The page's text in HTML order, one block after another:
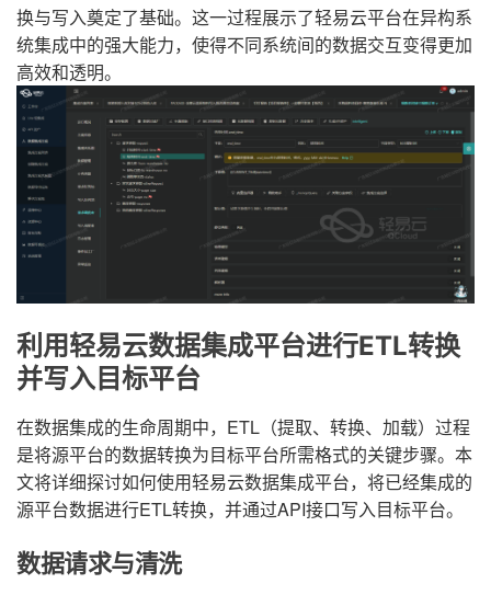
换与写入奠定了基础。这一过程展示了轻易云平台在异构系
统集成中的强大能力，使得不同系统间的数据交互变得更加
高效和透明。
利用轻易云数据集成平台进行ETL转换
并写入目标平台
在数据集成的生命周期中，ETL（提取、转换、加载）过程
是将源平台的数据转换为目标平台所需格式的关键步骤。本
文将详细探讨如何使用轻易云数据集成平台，将已经集成的
源平台数据进行ETL转换，并通过API接口写入目标平台。
数据请求与清洗